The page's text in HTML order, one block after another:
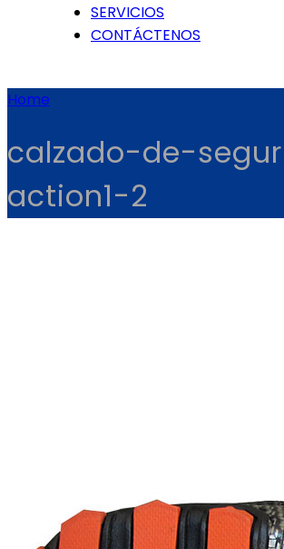
SERVICIOS
CONTÁCTENOS
Home
calzado-de-
action1-2